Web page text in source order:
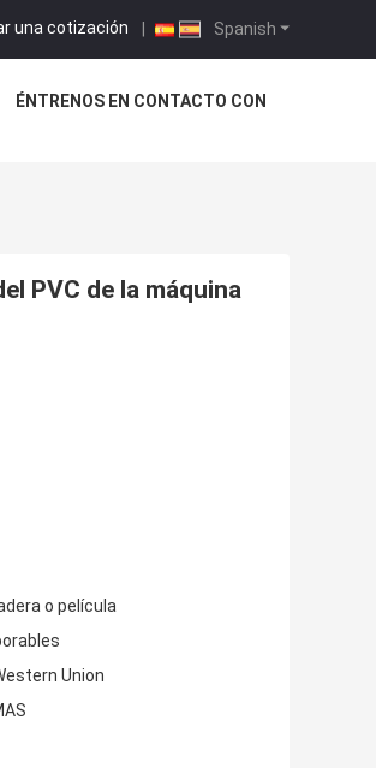
Spanish
una cotización |
ÉNTRENOS EN CONTACTO CON
PVC de la máquina
o película
Union